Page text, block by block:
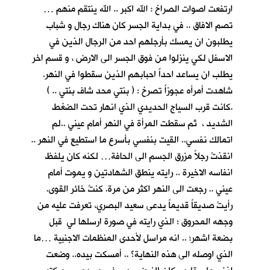
ارتفعت اصوات الصراخ : الله اكبر .. الله ينتقم منهم …
تصم الافاق .. في بداية الجسر كان هناك رجال و شباب
يطلبون ان يمسك بأرجلهم احد من الرجال الذين في
الاسفل لكي ينزلوا من فوق الجسر الى الارض ، و قسم اخر
يطلب ان يساعد احداً احبابهم الذين سقطوا في النهر.
شاهدت أمرأه عجوزاً تصرخ : ( بنتي محد شاف بنتي .. )
.كانت قرب السياج الحديدي الذي انهار تحت الضغط
الشديد ، ثم سقطت المرأة في النهر أمام عيني ..لم
اتمالك نفسي.. القيت بنفسي بأسرع ما استطيع في النهر ..
انقذتُ رجلاً مزرق الجسم الى الحافة… لكنه كان يلفظ
انفاسه الاخيرة .. رايته ينطق الشهادتين و يموت أمام
عيني .. رجعت الى النهر اكثر من مرة. كنتُ خائر القوى.
رأيتُ صديقاً قديماً يدعى سعيد البصري، تعرفت عليه من
وجهه المحروق ؛ الذي رايته في صورة ارسلها لي قبل
بضعة اشهر؛ .. انه مراسل لأحدى المنظمات الاجنبية …ما
الذي اوصله الى هذه النهاية؟ .. أمسكت بيده.. وضعت